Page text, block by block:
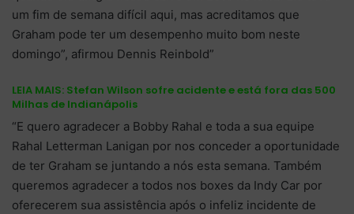
um fim de semana difícil aqui, mas acreditamos que
Graham pode ter um desempenho muito bom neste
domingo”, afirmou Dennis Reinbold”
LEIA MAIS: Stefan Wilson sofre acidente e está fora das 500
Milhas de Indianápolis
“E quero agradecer a Bobby Rahal e toda a sua equipe
Rahal Letterman Lanigan por nos conceder a oportunidade
de ter Graham se juntando a nós esta semana. Também
queremos agradecer a todos nos boxes da Indy Car por
oferecerem sua assistência após o infeliz incidente de